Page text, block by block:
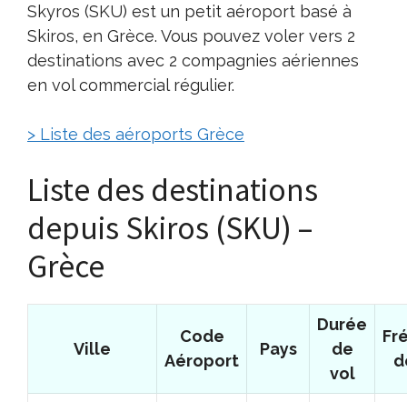
Skyros (SKU) est un petit aéroport basé à
Skiros, en Grèce. Vous pouvez voler vers 2
destinations avec 2 compagnies aériennes
en vol commercial régulier.
> Liste des aéroports Grèce
Liste des destinations
depuis Skiros (SKU) –
Grèce
Ville
Code
Aéroport
Pays
Durée
de
vol